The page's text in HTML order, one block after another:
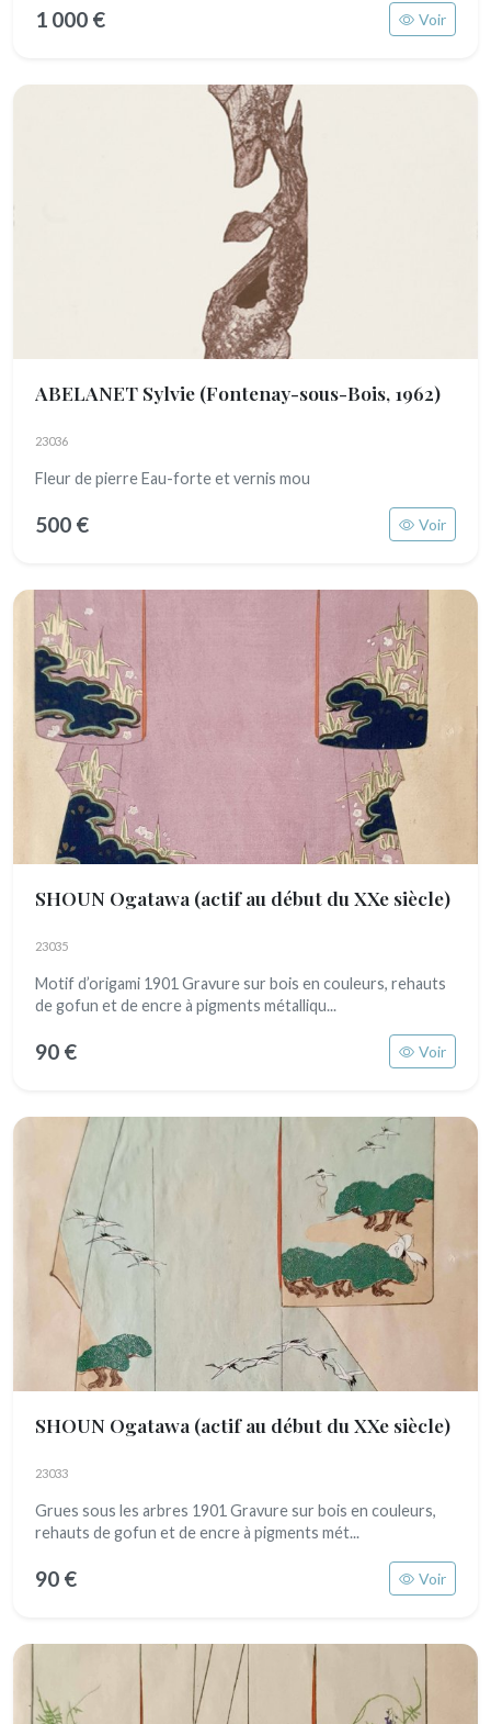
1 000 € Voir
ABELANET Sylvie (Fontenay-sous-Bois, 1962)
23036
Fleur de pierre Eau-forte et vernis mou
500 € Voir
SHOUN Ogatawa (actif au début du XXe siècle)
23035
Motif d’origami 1901 Gravure sur bois en couleurs, rehauts
de gofun et de encre à pigments métalliqu...
90 € Voir
SHOUN Ogatawa (actif au début du XXe siècle)
23033
Grues sous les arbres 1901 Gravure sur bois en couleurs,
rehauts de gofun et de encre à pigments mét...
90 € Voir